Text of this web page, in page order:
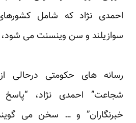
احمدی نژاد که شامل
سوازیلند و سن وینسنت می
رسانه های حکومتی درحالی
شجاعت” احمدی نژاد،
خبرنگاران” و … سخن می